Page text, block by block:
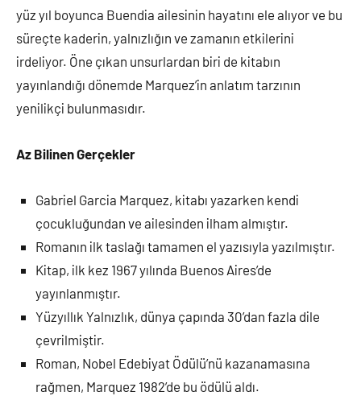
yüz yıl boyunca Buendia ailesinin hayatını ele alıyor ve bu
süreçte kaderin, yalnızlığın ve zamanın etkilerini
irdeliyor. Öne çıkan unsurlardan biri de kitabın
yayınlandığı dönemde Marquez’in anlatım tarzının
yenilikçi bulunmasıdır.
Az Bilinen Gerçekler
Gabriel Garcia Marquez, kitabı yazarken kendi
çocukluğundan ve ailesinden ilham almıştır.
Romanın ilk taslağı tamamen el yazısıyla yazılmıştır.
Kitap, ilk kez 1967 yılında Buenos Aires’de
yayınlanmıştır.
Yüzyıllık Yalnızlık, dünya çapında 30’dan fazla dile
çevrilmiştir.
Roman, Nobel Edebiyat Ödülü’nü kazanamasına
rağmen, Marquez 1982’de bu ödülü aldı.